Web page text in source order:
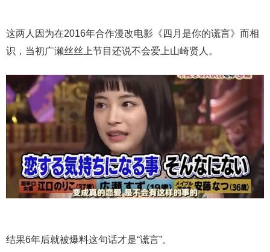
这两人因为在2016年合作漫改电影《四月是你的谎言》而相
识，当初广濑丝丝上节目还说不会爱上山崎贤人。
结果6年后就被爆料这句话才是“谎言”。